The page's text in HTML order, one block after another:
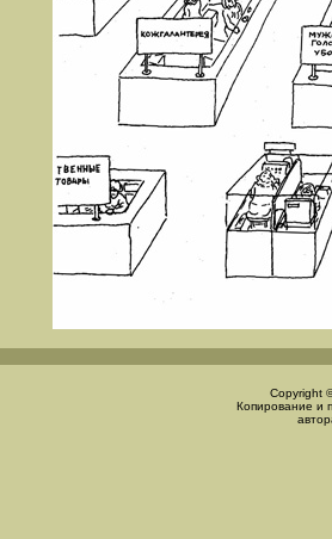
Copyright
Копирование и